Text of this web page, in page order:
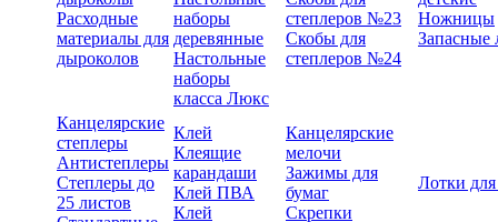
Расходные
материалы для
дыроколов
наборы
деревянные
Настольные
наборы
класса Люкс
степлеров №23
Скобы для
степлеров №24
Ножницы
Запасные
Канцелярские
степлеры
Антистеплеры
Степлеры до
25 листов
Клей
Клеящие
карандаши
Клей ПВА
Клей
Канцелярские
мелочи
Зажимы для
бумаг
Скрепки
Лотки